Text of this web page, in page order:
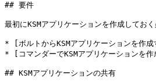
## 要件
最初にKSMアプリケーションを作成してお
* [ボルトからKSMアプリケーショ
* [コマンダーでKSMアプリケーショ
## KSMアプリケーションの共有